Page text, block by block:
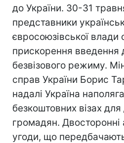
до України. 30-31
представники
євросоюзівської влади
прискорення введення
безвізового режиму.
справ України Борис
надалі Україна
безкоштовних візах для
громадян. Двосторонні
угоди, що